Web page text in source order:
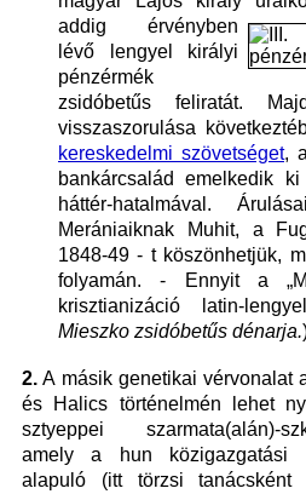
addig érvényben
lévő lengyel királyi
pénzérmék
zsidóbetűs feliratát.
visszaszorulása
kereskedelmi szövetséget,
bankárcsalád emelkedik
háttér-hatalmával.
Merániaiknak Muhit, a
1848-49 - t köszönhetjük,
folyamán. - Ennyit a
krisztianizáció latin-
Mieszko zsidóbetűs dénarja.
2. A másik genetikai vérvonalat
és Halics történelmén lehet
sztyeppei szarmata(alán)-
amely a hun közigazgatási
alapuló (itt törzsi tanácsként